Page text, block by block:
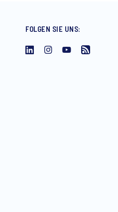
FOLGEN SIE UNS: